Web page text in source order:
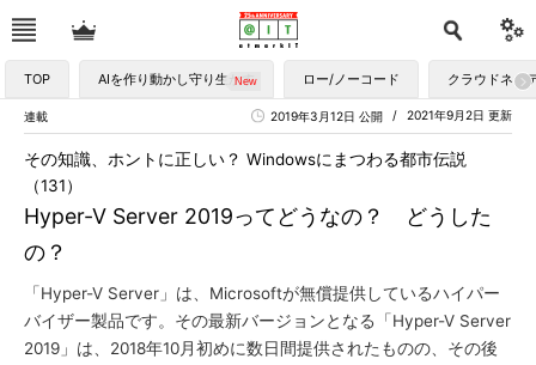
TOP AIを作り動かし守り生かす ロー/ノーコード クラウドネイ
連載 2021年9月2日 更新
2019年3月12日 公開
Hyper-V Server 2019ってどうなの？ どうした
の？
その知識、ホントに正しい？ Windowsにまつわる都市伝説
（131）
「Hyper-V Server」は、Microsoftが無償提供しているハイパー
バイザー製品です。その最新バージョンとなる「Hyper-V Server
2019」は、2018年10月初めに数日間提供されたものの、その後